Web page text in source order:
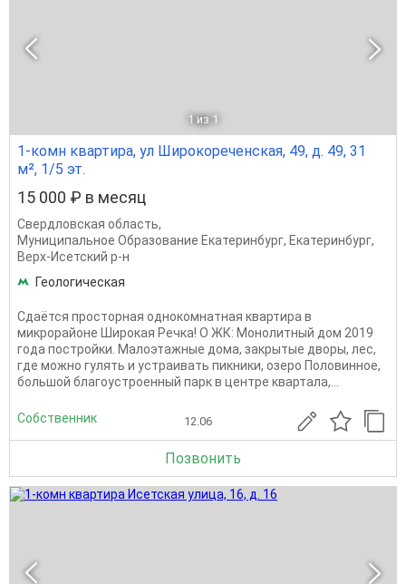
1 из 1
1-комн квартира, ул Широкореченская, 49, д. 49, 31
м², 1/5 эт.
15 000 ₽ в месяц
Свердловская область,
Муниципальное Образование Екатеринбург, Екатеринбург,
Верх-Исетский р-н
Геологическая
Сдаётся просторная однокомнатная квартира в
микрорайоне Широкая Речка! О ЖК: Монолитный дом 2019
года постройки. Малоэтажные дома, закрытые дворы, лес,
где можно гулять и устраивать пикники, озеро Половинное,
большой благоустроенный парк в центре квартала,...
Собственник 12.06
Позвонить